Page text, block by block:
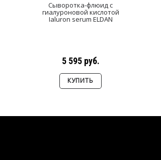
Сыворотка-флюид с
гиалуроновой кислотой
Ialuron serum ELDAN
5 595 руб.
КУПИТЬ